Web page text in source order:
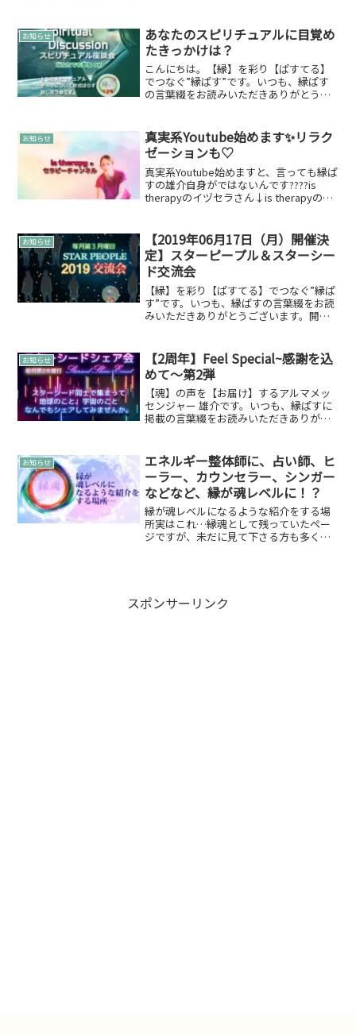
（笑）こんな事も…Renaさんから☆マヤ
暦アドバイザー...
お知らせ
あなたのスピリチュアルに目覚め
たきっかけは？
こんにちは。【縁】を彩り【ぱすてる】
でつなぐ”縁ぱす”です。いつも、縁ぱす
の言葉綴をお読みいただきありがとうご
す♪テーマは【スピリチュアルに目覚め
たきっ...
お知らせ
真実系Youtube始めます✨リラク
ゼーションも♡
真実系Youtube始めますと、言っても縁ぱ
すの雄介自身がではないんです????is
therapyのイヅセラさん↓is therapyのセ
ッ！まではモチベがないのです...
お知らせ
【2019年06月17日（月）開催決
定】スターピープル＆スターシー
ド交流会
【縁】を彩り【ぱすてる】でつなぐ”縁ぱ
す”です。いつも、縁ぱすの言葉綴をお読
みいただきありがとうございます。開催
し訳ないです。本当に4月・5月開催しな
いのが残念ですと...
お知らせ
【2周年】Feel Special~感謝を込
めて～第2弾
【魂】の声を【お届け】するアルマメッ
センジャー 雄介です。いつも、縁ぱすに
掲載の言葉綴をお読みいただきありがと
縁ぱす。様々な出会い、縁に恵まれてこ
の度２周年...
お知らせ
エネルギー整体師に、占い師、ヒ
ーラー、カウンセラー、シンガー
などなど、縁が魂レベルに！？
縁が魂レベルになるような紹介をする場
所実はこれ…縁魂として残っていたペー
ジですが、未だに見て下さる方も多く…
スポンサーリンク